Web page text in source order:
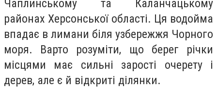
Чаплинському та Каланчацькому
районах Херсонської області. Ця водойма
впадає в лимани біля узбережжя Чорного
моря. Варто розуміти, що берег річки
місцями має сильні зарості очерету і
дерев, але є й відкриті ділянки.